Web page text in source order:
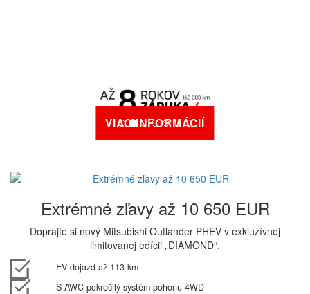
VIAC INFORMÁCIÍ
Extrémné zľavy až 10 650 EUR
Doprajte si nový Mitsubishi Outlander PHEV v exkluzívnej
limitovanej edícii „DIAMOND“.
EV dojazd až 113 km
S-AWC pokročilý systém pohonu 4WD